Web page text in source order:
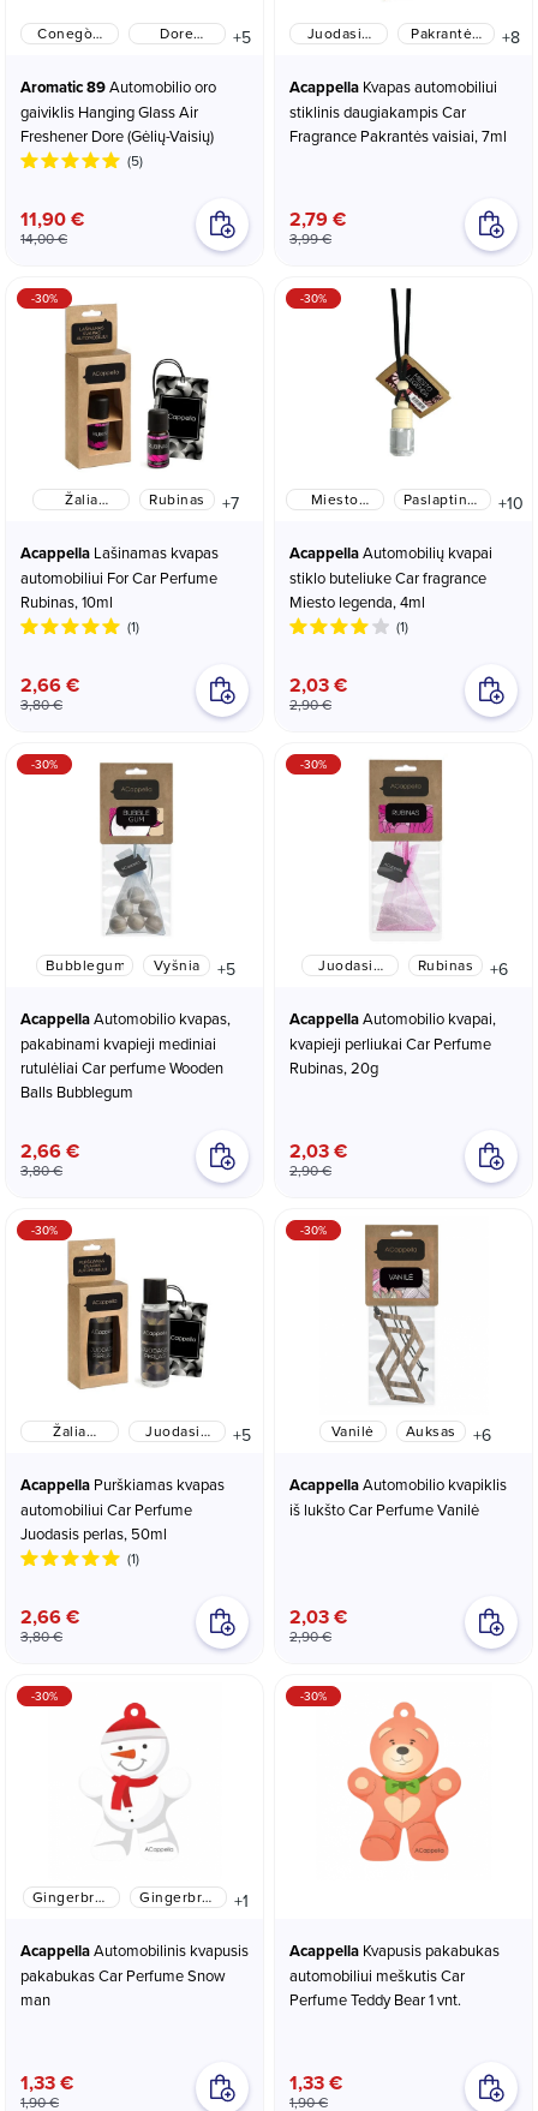
Conegòn
Dore
+5
Aromatic 89
gaiviklis Hanging Glass Air
Freshener Dore (Gėlių-Vaisių)
(5)
11,90 €
14,00 €
Juodasis
Pakrantės
+8
Acappella
stiklinis daugiakampis Car
Fragrance Pakrantės vaisiai, 7ml
2,79 €
3,99 €
Žalia
Rubinas +7
Acappella
automobiliui For Car Perfume
Rubinas, 10ml
(1)
2,66 €
3,80 €
-30%
Miesto
Paslaptingi
+10
Acappella
stiklo buteliuke Car fragrance
Miesto legenda, 4ml
(1)
2,03 €
2,90 €
-30%
Bubblegum Vyšnia +5
Acappella
pakabinami kvapieji mediniai
rutulėliai Car perfume Wooden
Balls Bubblegum
2,66 €
3,80 €
-30%
Juodasis
Rubinas +6
Acappella
kvapieji perliukai Car Perfume
Rubinas, 20g
2,03 €
2,90 €
-30%
Žalia
Juodasis
+5
Acappella
automobiliui Car Perfume
Juodasis perlas, 50ml
(1)
2,66 €
3,80 €
-30%
Vanilė Auksas +6
Acappella
iš lukšto Car Perfume Vanilė
2,03 €
2,90 €
-30%
Gingerbread
Gingerbread +1
Acappella
pakabukas Car Perfume Snow
man
1,33 €
1,90 €
-30%
Acappella
automobiliui meškutis Car
Perfume Teddy Bear 1 vnt.
1,33 €
1,90 €
-30%